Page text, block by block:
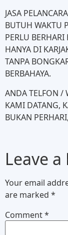
JASA
BUTUH WAKTU
PERLU
HANYA DI
TANPA
BERBAHAYA.
ANDA TELFON /
KAMI DATANG,
BUKAN PERHARI,
Leave a
Your email
are marked *
Comment*